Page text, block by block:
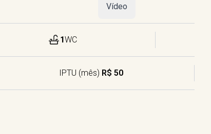
Vídeo
1WC
IPTU (mês) R$ 50